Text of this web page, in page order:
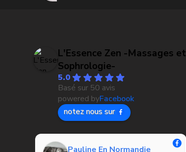
Braderie Gourmande
L'Essence Zen -Massages et
Sophrologie-
5.0
Basé sur 50 avis
powered byFacebook
notez nous sur
Pauline En Normandie